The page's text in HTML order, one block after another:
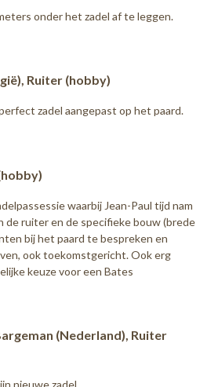
onder het zadel af te leggen.
Ruiter (hobby)
zadel aangepast op het paard.
waarbij Jean-Paul tijd nam
de ruiter en de specifieke bouw (brede
bij het paard te bespreken en
ook toekomstgericht. Ook erg
keuze voor een Bates
(Nederland), Ruiter